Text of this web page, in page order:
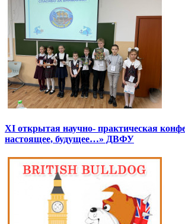
XI открытая научно- практическая
настоящее, будущее…» ДВФУ